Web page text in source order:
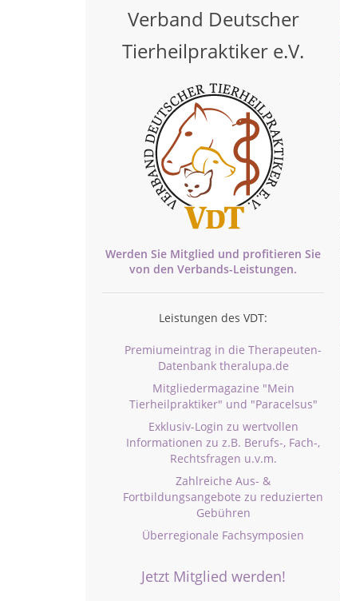
Verband Deutscher
Tierheilpraktiker e.V.
Werden Sie Mitglied und profitieren Sie
von den Verbands-Leistungen.
Leistungen des VDT:
Premiumeintrag in die Therapeuten-
Datenbank theralupa.de
Mitgliedermagazine "Mein
Tierheilpraktiker" und "Paracelsus"
Exklusiv-Login zu wertvollen
Informationen zu z.B. Berufs-, Fach-,
Rechtsfragen u.v.m.
Zahlreiche Aus- &
Fortbildungsangebote zu reduzierten
Gebühren
Überregionale Fachsymposien
Jetzt Mitglied werden!